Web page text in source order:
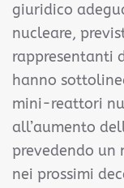
giuridico
nucleare,
rappresentanti
hanno
mini-reattori
all’aumento
prevedendo un
nei prossimi